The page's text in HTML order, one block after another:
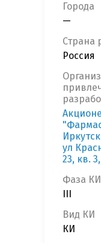
Города
—
Страна
Россия
ул
23, кв.
Фаза КИ
Вид КИ
КИ